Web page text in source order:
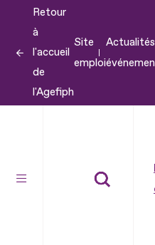
contenu
Retour
à
l'accueil
de
l'Agefiph
Site
emploi